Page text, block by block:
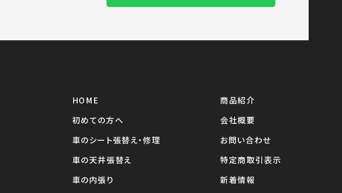
HOME
初めての方へ
車のシート張替え・修理
車の天井張替え
車の内張り
商品紹介
会社概要
お問い合わせ
特定商取引表示
新着情報